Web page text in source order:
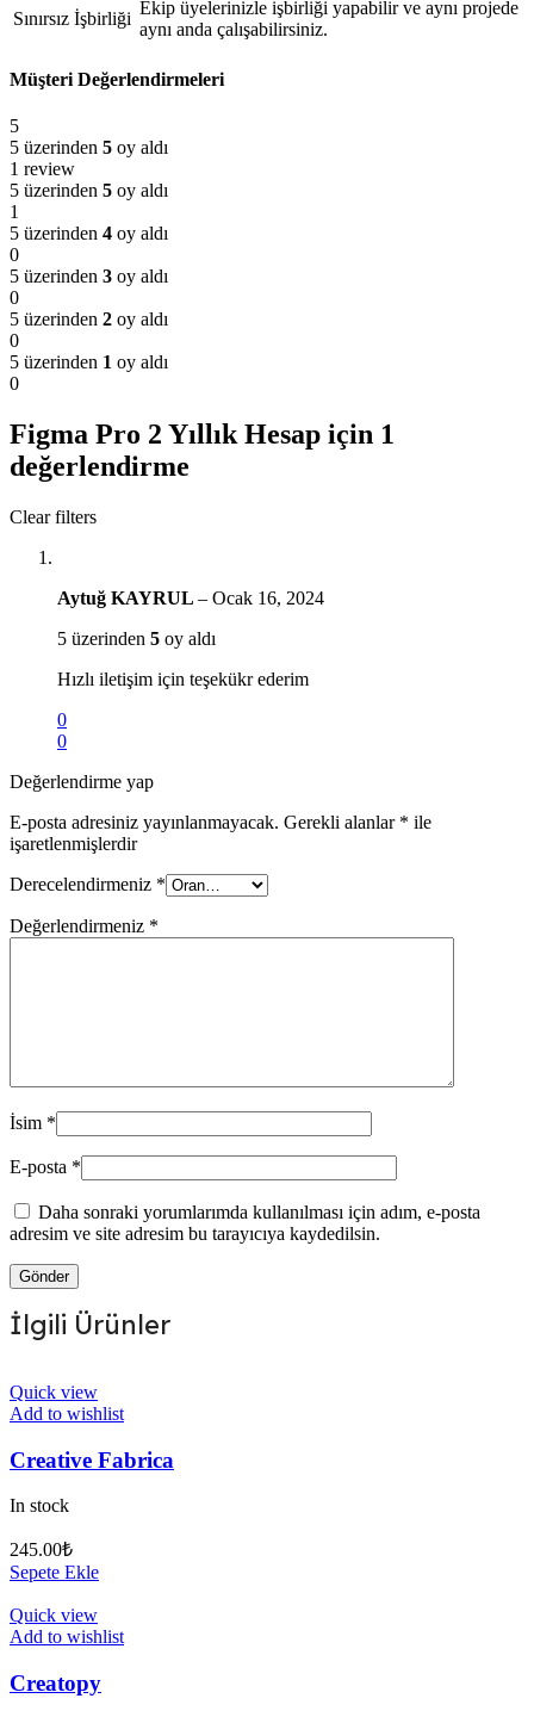
Sınırsız İşbirliği
Ekip üyelerinizle işbirliği yapabilir ve aynı projede
aynı anda çalışabilirsiniz.
Müşteri Değerlendirmeleri
5
5 üzerinden 5 oy aldı
1 review
5 üzerinden 5 oy aldı
1
5 üzerinden 4 oy aldı
0
5 üzerinden 3 oy aldı
0
5 üzerinden 2 oy aldı
0
5 üzerinden 1 oy aldı
0
Figma Pro 2 Yıllık Hesap için 1
değerlendirme
Clear filters
Aytuğ KAYRUL – Ocak 16, 2024
5 üzerinden 5 oy aldı
Hızlı iletişim için teşekükr ederim
0
0
Değerlendirme yap
E-posta adresiniz yayınlanmayacak. Gerekli alanlar * ile
işaretlenmişlerdir
Derecelendirmeniz *
Değerlendirmeniz *
İsim *
E-posta *
Daha sonraki yorumlarımda kullanılması için adım, e-posta
adresim ve site adresim bu tarayıcıya kaydedilsin.
İlgili Ürünler
Quick view
Add to wishlist
Creative Fabrica
In stock
245.00₺
Sepete Ekle
Quick view
Add to wishlist
Creatopy